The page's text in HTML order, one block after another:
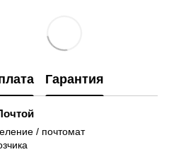
Гарантия
/ почтомат